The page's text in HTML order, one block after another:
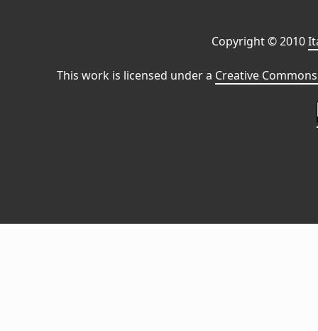
Copyright © 2010
This work is licensed under a Creative